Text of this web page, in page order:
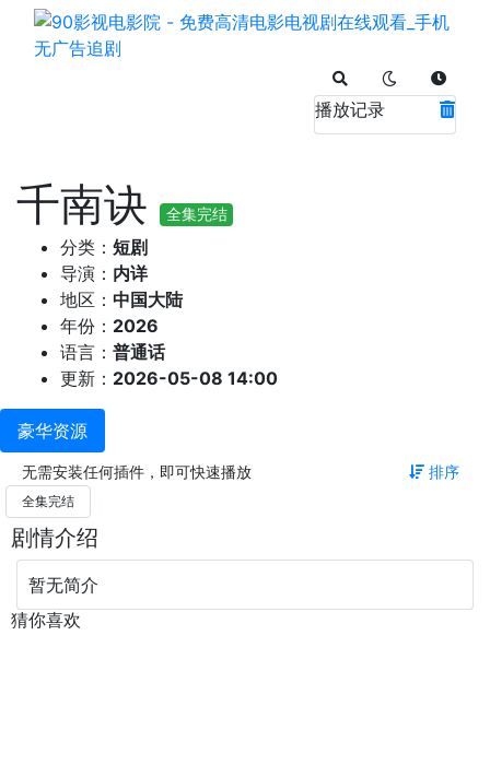
播放记录
千南诀 全集完结
分类： 短剧
导演： 内详
地区： 中国大陆
年份： 2026
语言： 普通话
更新： 2026-05-08 14:00
豪华资源
无需安装任何插件，即可快速播放 排序
全集完结
剧情介绍
暂无简介
猜你喜欢